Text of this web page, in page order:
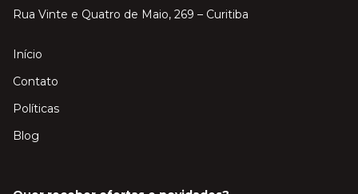
Rua Vinte e Quatro de Maio, 269 – Curitiba
Início
Contato
Políticas
Blog